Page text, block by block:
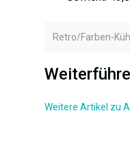
Retro/Farben-
Weitere Artikel zu